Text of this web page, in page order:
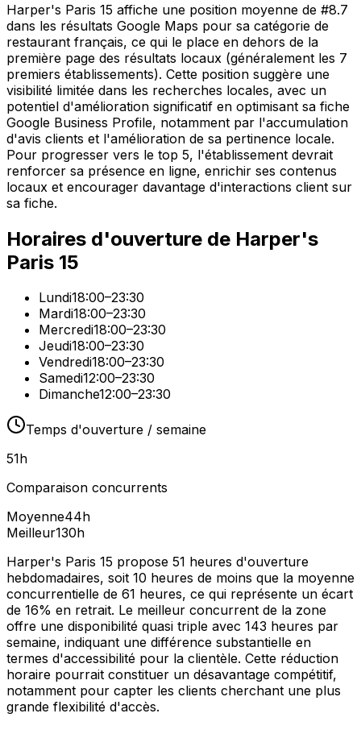
Harper's Paris 15 affiche une position moyenne de #8.7
dans les résultats Google Maps pour sa catégorie de
restaurant français, ce qui le place en dehors de la
première page des résultats locaux (généralement les 7
premiers établissements). Cette position suggère une
visibilité limitée dans les recherches locales, avec un
potentiel d'amélioration significatif en optimisant sa fiche
Google Business Profile, notamment par l'accumulation
d'avis clients et l'amélioration de sa pertinence locale.
Pour progresser vers le top 5, l'établissement devrait
renforcer sa présence en ligne, enrichir ses contenus
locaux et encourager davantage d'interactions client sur
sa fiche.
Horaires d'ouverture de Harper's
Paris 15
Lundi18:00–23:30
Mardi18:00–23:30
Mercredi18:00–23:30
Jeudi18:00–23:30
Vendredi18:00–23:30
Samedi12:00–23:30
Dimanche12:00–23:30
Temps d'ouverture / semaine
51h
Comparaison concurrents
Moyenne44h
Meilleur130h
Harper's Paris 15 propose 51 heures d'ouverture
hebdomadaires, soit 10 heures de moins que la moyenne
concurrentielle de 61 heures, ce qui représente un écart
de 16% en retrait. Le meilleur concurrent de la zone
offre une disponibilité quasi triple avec 143 heures par
semaine, indiquant une différence substantielle en
termes d'accessibilité pour la clientèle. Cette réduction
horaire pourrait constituer un désavantage compétitif,
notamment pour capter les clients cherchant une plus
grande flexibilité d'accès.